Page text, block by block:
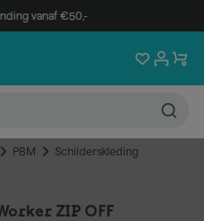
vanaf €50,-
PBM Schilderskleding
ZIP OFF